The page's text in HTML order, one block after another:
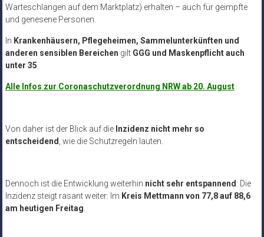
Warteschlangen auf dem Marktplatz) erhalten – auch für geimpfte
und genesene Personen.
In Krankenhäusern, Pflegeheimen, Sammelunterkünften und
anderen sensiblen Bereichen gilt GGG und Maskenpflicht auch
unter 35
Alle Infos zur Coronaschutzverordnung NRW ab 20. August
Von daher ist der Blick auf die Inzidenz nicht mehr so
entscheidend , wie die Schutzregeln lauten.
Dennoch ist die Entwicklung weiterhin nicht sehr entspannend: Die
Inzidenz steigt rasant weiter: Im Kreis Mettmann von 77,8 auf 88,6
am heutigen Freitag